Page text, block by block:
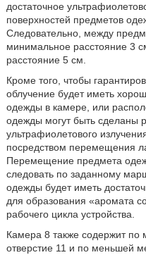
достаточное
поверхностей предметов
Следовательно, между
минимальное расстояние 3
расстояние 5 см.
Кроме того, чтобы
облучение будет иметь
одежды в камере, или
одежды могут быть сделаны
ультрафиолетового
посредством перемещения
Перемещение предмета
следовать по заданному
одежды будет иметь
для образования «аромата
рабочего цикла устройства.
Камера 8 также содержит
отверстие 11 и по меньшей